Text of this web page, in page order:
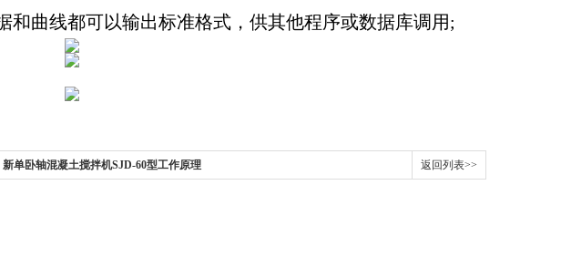
和曲线都可以输出标准格式，供其他程序或数据库调用;
新单卧轴混凝土搅拌机SJD-60型工作原理 返回列表>>